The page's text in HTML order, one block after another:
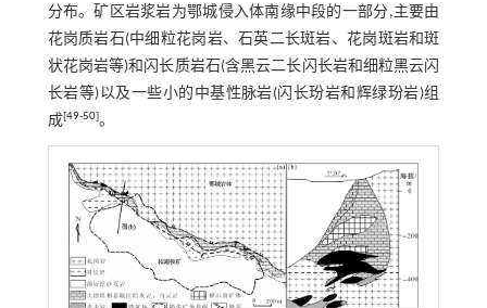
分布。矿区岩浆岩为鄂城侵入体南缘中段的一部分,主要由
花岗质岩石(中细粒花岗岩、石英二长斑岩、花岗斑岩和斑
状花岗岩等)和闪长质岩石(含黑云二长闪长岩和细粒黑云闪
长岩等)以及一些小的中基性脉岩(闪长玢岩和辉绿玢岩)组
成[49-50]。